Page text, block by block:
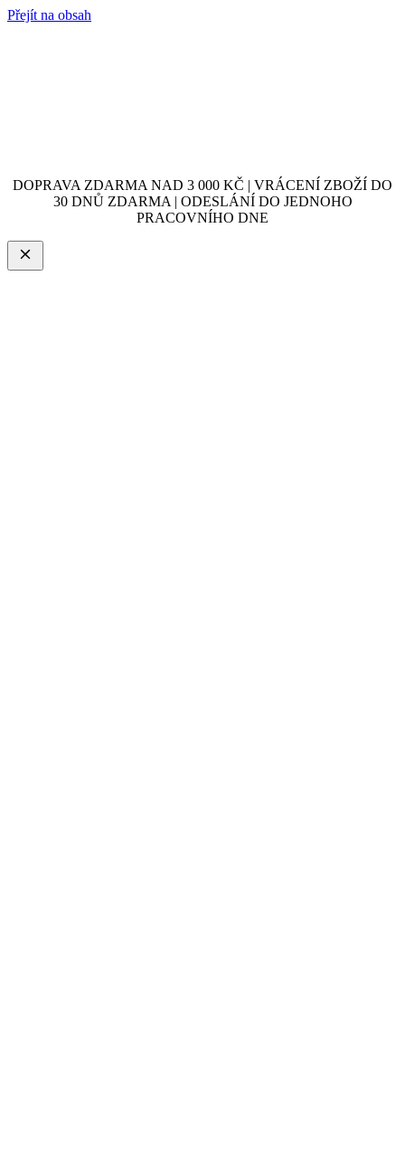
Přejít na obsah
DOPRAVA ZDARMA NAD 3 000 KČ | VRÁCENÍ ZBOŽÍ DO
30 DNŮ ZDARMA | ODESLÁNÍ DO JEDNOHO
PRACOVNÍHO DNE